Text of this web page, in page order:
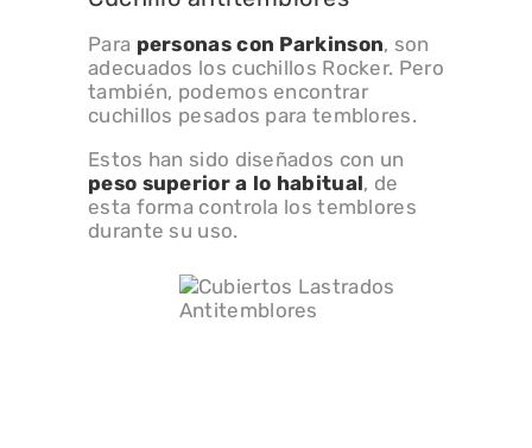
Para personas con Parkinson, son
adecuados los cuchillos Rocker. Pero
también, podemos encontrar
cuchillos pesados para temblores.
Estos han sido diseñados con un
peso superior a lo habitual, de
esta forma controla los temblores
durante su uso.